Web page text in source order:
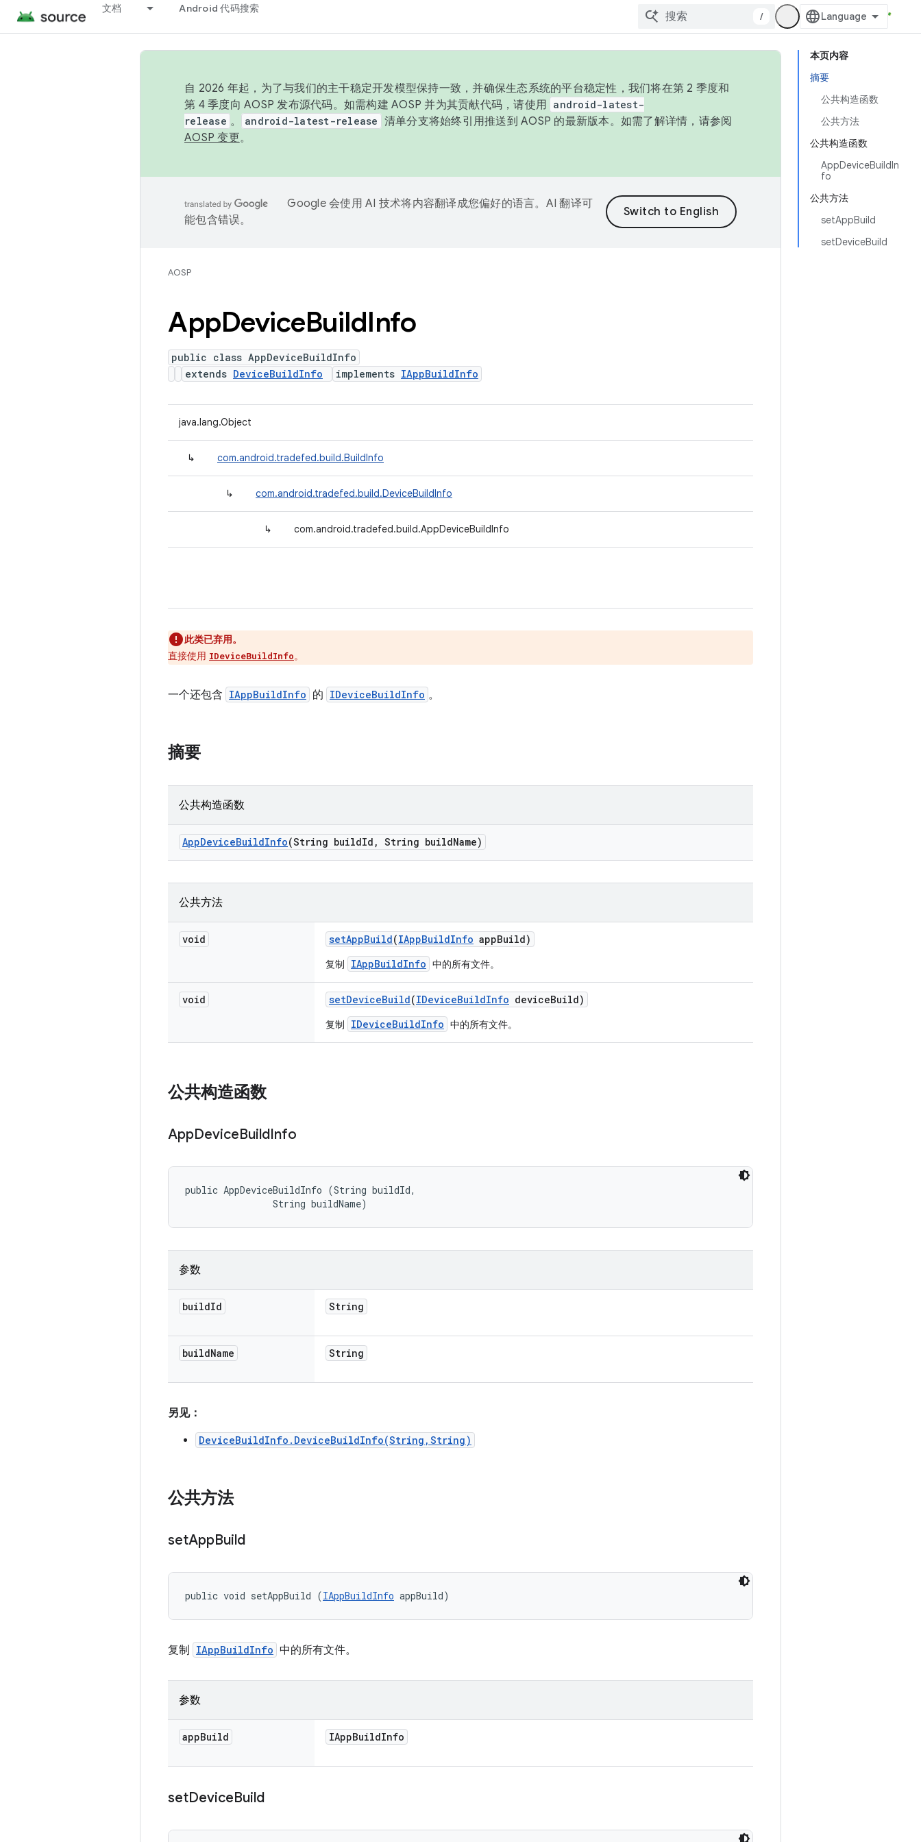
文档 Android 代码搜索
/
本页内容
摘要
公共构造函数
公共方法
公共构造函数
AppDeviceBuildIn
fo
公共方法
setAppBuild
setDeviceBuild
自 2026 年起，为了与我们的主干稳定开发模型保持一致，并确保生态系统的平台稳定性，我们将在第 2 季度和
第 4 季度向 AOSP 发布源代码。如需构建 AOSP 并为其贡献代码，请使用 android-latest-
release 。 android-latest-release 清单分支将始终引用推送到 AOSP 的最新版本。如需了解详情，请参阅
AOSP 变更。
Google 会使用 AI 技术将内容翻译成您偏好的语言。AI 翻译可
能包含错误。
AOSP
AppDeviceBuildInfo
public class AppDeviceBuildInfo
extends DeviceBuildInfo implements IAppBuildInfo
java.lang.Object
↳ com.android.tradefed.build.BuildInfo
↳ com.android.tradefed.build.DeviceBuildInfo
↳ com.android.tradefed.build.AppDeviceBuildInfo
此类已弃用。
直接使用 IDeviceBuildInfo。
一个还包含 IAppBuildInfo 的 IDeviceBuildInfo 。
摘要
公共构造函数
AppDeviceBuildInfo(String buildId , String buildName)
公共方法
void setAppBuild(IAppBuildInfo appBuild)
复制 IAppBuildInfo 中的所有文件。
void setDeviceBuild(IDeviceBuildInfo deviceBuild)
复制 IDeviceBuildInfo 中的所有文件。
公共构造函数
AppDeviceBuildInfo
public AppDeviceBuildInfo (String buildId,
                String buildName)
参数
buildId String
buildName String
另见：
DeviceBuildInfo.DeviceBuildInfo(String,String)
公共方法
setAppBuild
public void setAppBuild (IAppBuildInfo appBuild)
复制 IAppBuildInfo 中的所有文件。
参数
appBuild IAppBuildInfo
setDeviceBuild